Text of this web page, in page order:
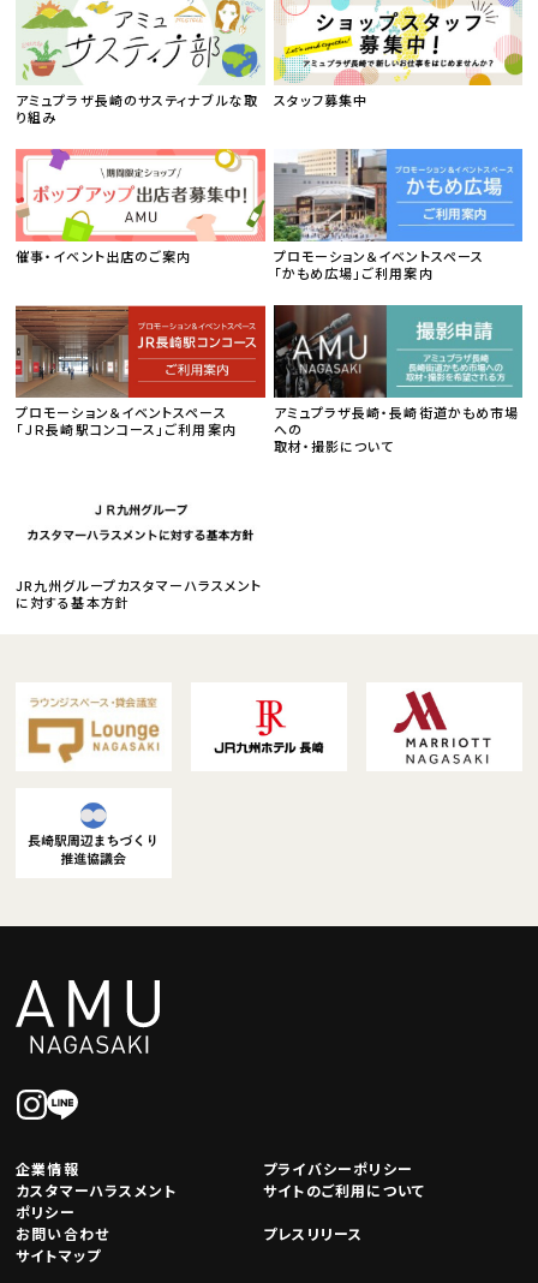
アミュプラザ長崎のサスティナブルな取
り組み
スタッフ募集中
催事・イベント出店のご案内
プロモーション＆イベントスペース
「かもめ広場」ご利用案内
プロモーション＆イベントスペース
「ＪＲ長崎駅コンコース」ご利用案内
アミュプラザ長崎・長崎街道かもめ市場
への
取材・撮影について
JR九州グループカスタマーハラスメント
に対する基本方針
企業情報
プライバシーポリシー
カスタマーハラスメント
ポリシー
サイトのご利用について
お問い合わせ
プレスリリース
サイトマップ